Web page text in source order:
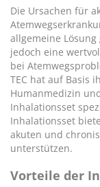
Die Ursachen für
allgemeine
jedoch eine
bei
TEC hat auf Basis
Humanmedizin
Inhalationsset
Inhalationsset
akuten und
unterstützen.
Vorteile der